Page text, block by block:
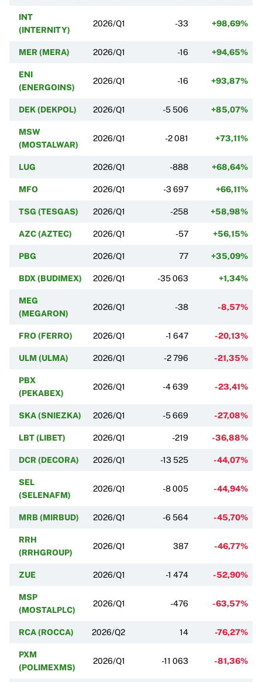
INT
(INTERNITY)
2026/Q1 -33 +98,69%
MER (MERA) 2026/Q1 -16 +94,65%
ENI
(ENERGOINS)
2026/Q1 -16 +93,87%
DEK (DEKPOL) 2026/Q1 -5 506 +85,07%
MSW
(MOSTALWAR)
2026/Q1 -2 081 +73,11%
LUG 2026/Q1 -888 +68,64%
MFO 2026/Q1 -3 697 +66,11%
TSG (TESGAS) 2026/Q1 -258 +58,98%
AZC (AZTEC) 2026/Q1 -57 +56,15%
PBG 2026/Q1 77 +35,09%
BDX (BUDIMEX) 2026/Q1 -35 063 +1,34%
MEG
(MEGARON)
2026/Q1 -38 -8,57%
FRO (FERRO) 2026/Q1 -1 647 -20,13%
ULM (ULMA) 2026/Q1 -2 796 -21,35%
PBX
(PEKABEX)
2026/Q1 -4 639 -23,41%
SKA (SNIEZKA) 2026/Q1 -5 669 -27,08%
LBT (LIBET) 2026/Q1 -219 -36,88%
DCR (DECORA) 2026/Q1 -13 525 -44,07%
SEL
(SELENAFM)
2026/Q1 -8 005 -44,94%
MRB (MIRBUD) 2026/Q1 -6 564 -45,70%
RRH
(RRHGROUP)
2026/Q1 387 -46,77%
ZUE 2026/Q1 -1 474 -52,90%
MSP
(MOSTALPLC)
2026/Q1 -476 -63,57%
RCA (ROCCA) 2026/Q2 14 -76,27%
PXM
(POLIMEXMS)
2026/Q1 -11 063 -81,36%